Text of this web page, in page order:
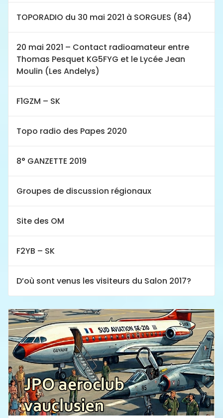
TOPORADIO du 30 mai 2021 à SORGUES (84)
20 mai 2021 – Contact radioamateur entre
Thomas Pesquet KG5FYG et le Lycée Jean
Moulin (Les Andelys)
F1GZM – SK
Topo radio des Papes 2020
8° GANZETTE 2019
Groupes de discussion régionaux
Site des OM
F2YB – SK
D’où sont venus les visiteurs du Salon 2017?